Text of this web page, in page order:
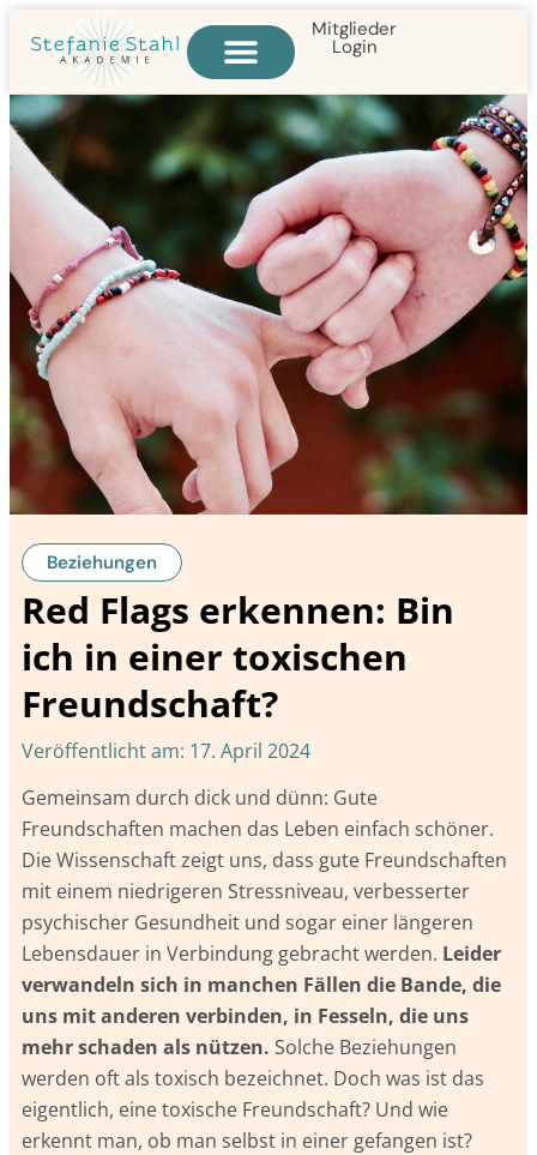
Mitglieder
Login
Beziehungen
Red Flags erkennen: Bin
ich in einer toxischen
Freundschaft?
Veröffentlicht am: 17. April 2024
Gemeinsam durch dick und dünn: Gute
Freundschaften machen das Leben einfach schöner.
Die Wissenschaft zeigt uns, dass gute Freundschaften
mit einem niedrigeren Stressniveau, verbesserter
psychischer Gesundheit und sogar einer längeren
Lebensdauer in Verbindung gebracht werden. Leider
verwandeln sich in manchen Fällen die Bande, die
uns mit anderen verbinden, in Fesseln, die uns
mehr schaden als nützen. Solche Beziehungen
werden oft als toxisch bezeichnet. Doch was ist das
eigentlich, eine toxische Freundschaft? Und wie
erkennt man, ob man selbst in einer gefangen ist?